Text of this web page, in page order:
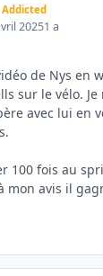
Addicted
20251 a
de Nys en
sur le vélo.
avec lui en
100 fois au
mon avis il